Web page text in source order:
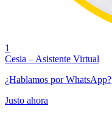
1
Cesia – Asistente Virtual
¿Hablamos por WhatsApp?
Justo ahora